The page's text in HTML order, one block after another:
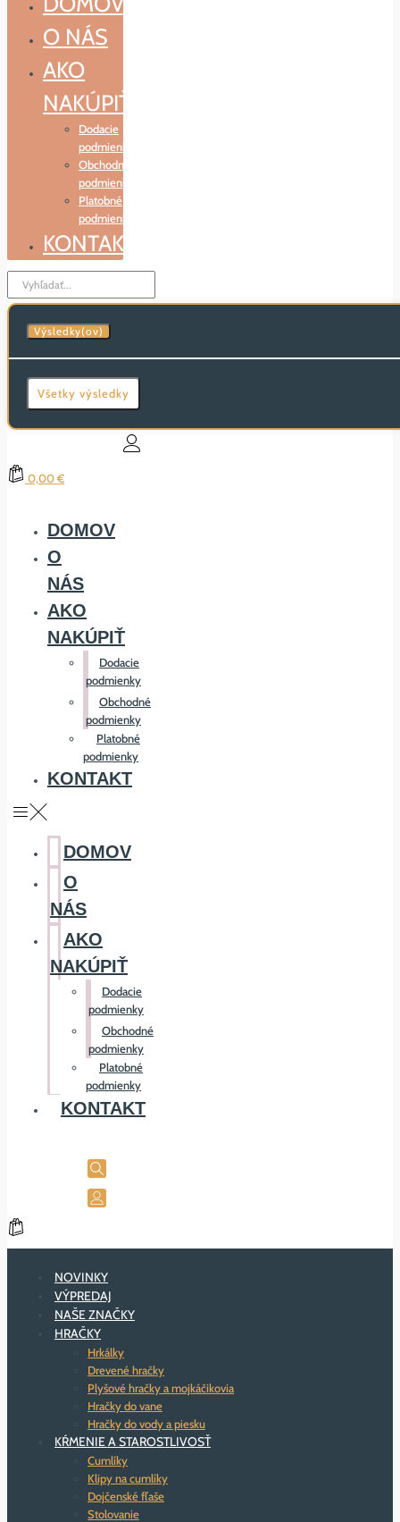
O NÁS
AKO
NAKÚPIŤ
Dodacie
podmienky
Obchodné
podmienky
Platobné
podmienky
KONTAKT
Search
...
Výsledky(ov)
Všetky výsledky
0,00 €
DOMOV
O
NÁS
AKO
NAKÚPIŤ
Dodacie
podmienky
Obchodné
podmienky
Platobné
podmienky
KONTAKT
DOMOV
O
NÁS
AKO
NAKÚPIŤ
Dodacie
podmienky
Obchodné
podmienky
Platobné
podmienky
KONTAKT
NOVINKY
VÝPREDAJ
NAŠE ZNAČKY
HRAČKY
Hrkálky
Drevené hračky
Plyšové hračky a mojkáčikovia
Hračky do vane
Hračky do vody a piesku
KŔMENIE A STAROSTLIVOSŤ
Cumlíky
Klipy na cumlíky
Dojčenské fľaše
Stolovanie